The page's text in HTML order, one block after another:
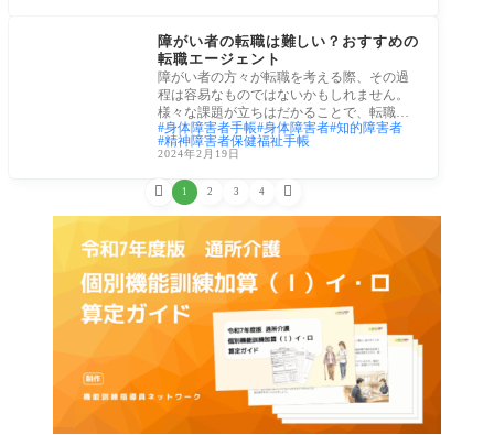
障がい者の転職は難しい？おすすめの
転職エージェント
障がい者の方々が転職を考える際、その過
程は容易なものではないかもしれません。
様々な課題が立ちはだかることで、転職活
動は時
身体障害者手帳 身体障害者 知的障害者
精神障害者保健福祉手帳
2024年2月19日
 1 2 3 4 